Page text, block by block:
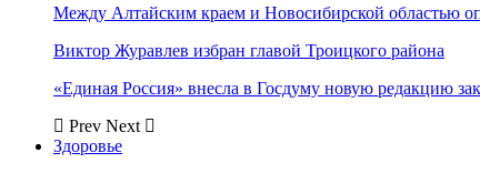
Между Алтайским краем и Новосибирской областью
Виктор Журавлев избран главой Троицкого района
«Единая Россия» внесла в Госдуму новую редакцию
Prev Next
Здоровье